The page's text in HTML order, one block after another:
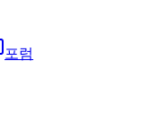
포럼